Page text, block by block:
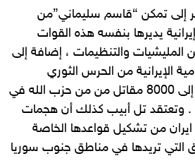
إلى تمكن “قاسم سليماني”من
يديرها بنفسه هذه القوات
حوالي 11000 من المليشيات والتنظيمات ، إضافة إلى
الإيرانية من الحرس الثوري
والقوات الخاصة إضافة إلى 8000 مقاتل من من حزب الله في
. وتعتقد تل أبيب كذلك أن هجمات
من تشكيل قواعدها الخاصة
التي تريدها في مناطق جنوب سوريا